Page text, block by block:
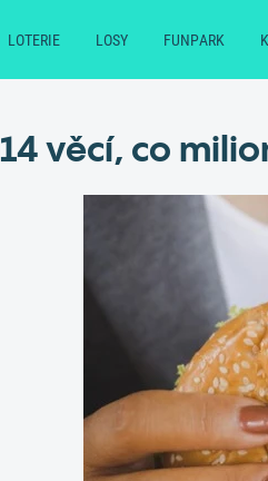
LOTERIE LOSY FUNPARK
14 věcí, co